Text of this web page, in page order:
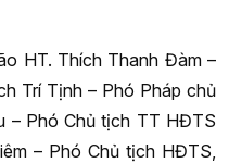
HT. Thích Thanh Đàm –
Trí Tịnh – Phó Pháp chủ
– Phó Chủ tịch TT HĐTS
– Phó Chủ tịch HĐTS,